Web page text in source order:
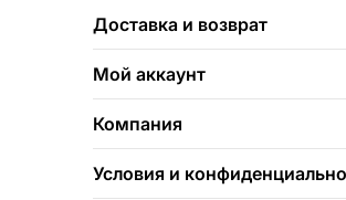
Доставка и возврат
Мой аккаунт
Компания
Условия и